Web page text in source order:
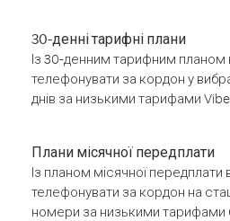
30-денні тарифні плани
Із 30-денним тарифним
телефонувати за кордон у
днів за низькими тарифами
Плани місячної передплати
Із планом місячної
телефонувати за кордон на
номери за низькими тарифами